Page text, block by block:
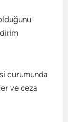
durumunda
ve ceza